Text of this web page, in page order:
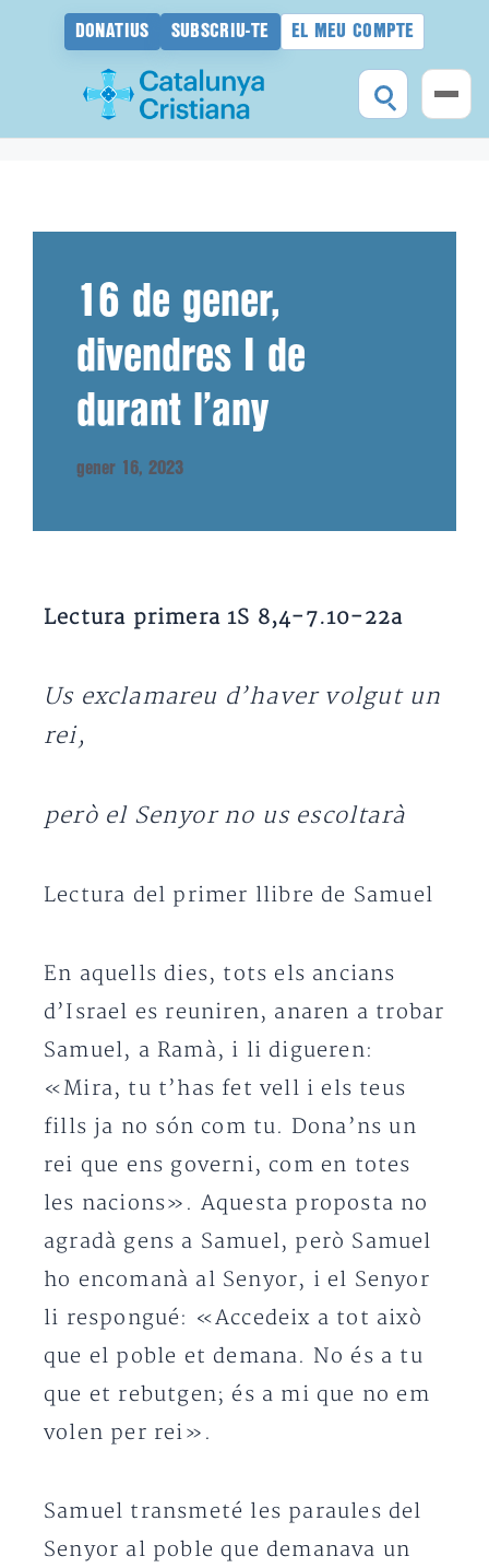
DONATIUS SUBSCRIU-TE EL MEU COMPTE
16 de gener,
divendres I de
durant l’any
gener 16, 2023
Lectura primera 1S 8,4-7.10-22a
Us exclamareu d’haver volgut un
rei,
però el Senyor no us escoltarà
Lectura del primer llibre de Samuel
En aquells dies, tots els ancians
d’Israel es reuniren, anaren a trobar
Samuel, a Ramà, i li digueren:
«Mira, tu t’has fet vell i els teus
fills ja no són com tu. Dona’ns un
rei que ens governi, com en totes
les nacions». Aquesta proposta no
agradà gens a Samuel, però Samuel
ho encomanà al Senyor, i el Senyor
li respongué: «Accedeix a tot això
que el poble et demana. No és a tu
que et rebutgen; és a mi que no em
volen per rei».
Samuel transmeté les paraules del
Senyor al poble que demanava un